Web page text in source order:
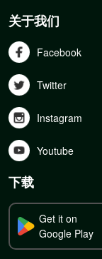
关于我们
Facebook
Twitter
Instagram
Youtube
下载
Get it on
Google Play